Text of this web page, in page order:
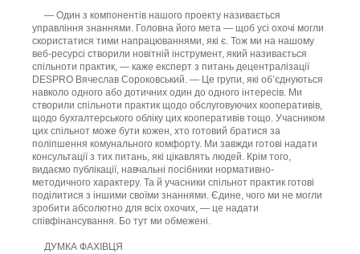
— Один з компонентів нашого проекту називається
управління знаннями. Головна його мета — щоб усі охочі могли
скористатися тими напрацюваннями, які є. Тож ми на нашому
веб-ресурсі створили новітній інструмент, який називається
спільноти практик, — каже експерт з питань децентралізації
DESPRO Вячеслав Сороковський. — Це групи, які об’єднуються
навколо одного або дотичних один до одного інтересів. Ми
створили спільноти практик щодо обслуговуючих кооперативів,
щодо бухгалтерського обліку цих кооперативів тощо. Учасником
цих спільнот може бути кожен, хто готовий братися за
поліпшення комунального комфорту. Ми завжди готові надати
консультації з тих питань, які цікавлять людей. Крім того,
видаємо публікації, навчальні посібники нормативно-
методичного характеру. Та й учасники спільнот практик готові
поділитися з іншими своїми знаннями. Єдине, чого ми не могли
зробити абсолютно для всіх охочих, — це надати
співфінансування. Бо тут ми обмежені.
ДУМКА ФАХІВЦЯ